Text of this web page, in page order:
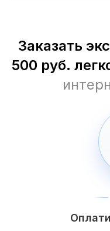
Заказать
500 руб.